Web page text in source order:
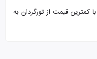
کمترین قیمت از تورگردان به